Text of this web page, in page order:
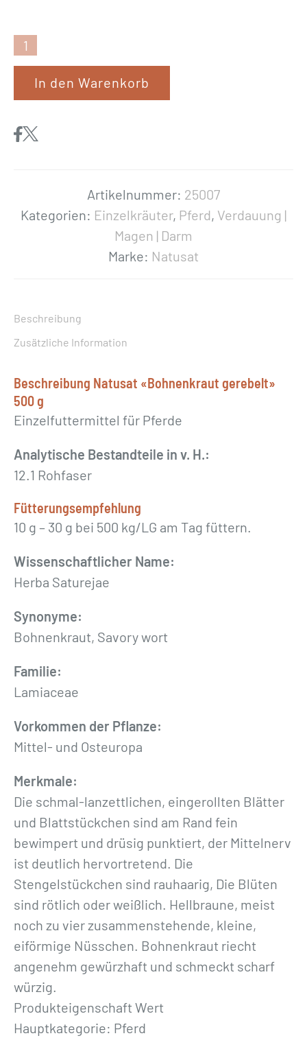
a
s
B
n
a
u
t
e
r
b
l
t
5
0
0
g
e
n
e
In den Warenkorb
Artikelnummer: 25007
Kategorien: Einzelkräuter, Pferd, Verdauung |
Magen | Darm
Marke: Natusat
Beschreibung
Zusätzliche Information
Beschreibung Natusat «Bohnenkraut gerebelt»
500 g
Einzelfuttermittel für Pferde
Analytische Bestandteile in v. H.:
12.1 Rohfaser
Fütterungsempfehlung
10 g – 30 g bei 500 kg/LG am Tag füttern.
Wissenschaftlicher Name:
Herba Saturejae
Synonyme:
Bohnenkraut, Savory wort
Familie:
Lamiaceae
Vorkommen der Pflanze:
Mittel- und Osteuropa
Merkmale:
Die schmal-lanzettlichen, eingerollten Blätter
und Blattstückchen sind am Rand fein
bewimpert und drüsig punktiert, der Mittelnerv
ist deutlich hervortretend. Die
Stengelstückchen sind rauhaarig, Die Blüten
sind rötlich oder weißlich. Hellbraune, meist
noch zu vier zusammenstehende, kleine,
eiförmige Nüsschen. Bohnenkraut riecht
angenehm gewürzhaft und schmeckt scharf
würzig.
Produkteigenschaft Wert
Hauptkategorie: Pferd